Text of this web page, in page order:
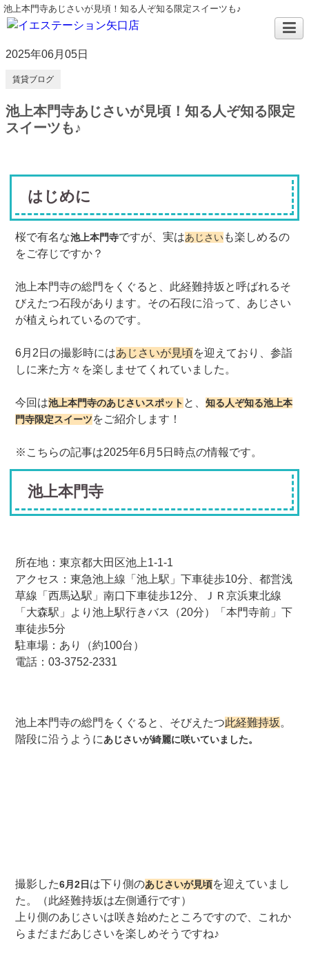
池上本門寺あじさいが見頃！知る人ぞ知る限定スイーツも♪
2025年06月05日
賃貸ブログ
池上本門寺あじさいが見頃！知る人ぞ知る限定
スイーツも♪
はじめに
桜で有名な池上本門寺ですが、実はあじさいも楽しめるの
をご存じですか？
池上本門寺の総門をくぐると、此経難持坂と呼ばれるそ
びえたつ石段があります。その石段に沿って、あじさい
が植えられているのです。
6月2日の撮影時にはあじさいが見頃を迎えており、参詣
しに来た方々を楽しませてくれていました。
今回は池上本門寺のあじさいスポット と、知る人ぞ知る池上本
門寺限定スイーツをご紹介します！
※こちらの記事は2025年6月5日時点の情報です。
池上本門寺
所在地：東京都大田区池上1-1-1
アクセス：東急池上線「池上駅」下車徒歩10分、都営浅
草線「西馬込駅」南口下車徒歩12分、ＪＲ京浜東北線
「大森駅」より池上駅行きバス（20分）「本門寺前」下
車徒歩5分
駐車場：あり（約100台）
電話：03-3752-2331
池上本門寺の総門をくぐると、そびえたつ此経難持坂 。
階段に沿うようにあじさいが綺麗に咲いていました。
撮影した6月2日 は下り側のあじさいが見頃を迎えていまし
た。（此経難持坂は左側通行です）
上り側のあじさいは咲き始めたところですので、これか
らまだまだあじさいを楽しめそうですね♪